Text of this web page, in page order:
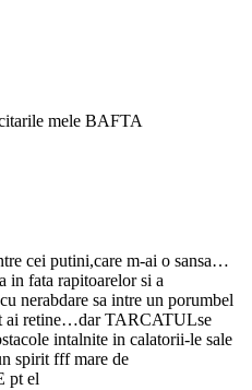
mele BAFTA
cei putini,care m-ai o sansa…
in fata rapitoarelor si a
nerabdare sa intre un porumbel
ai retine…dar TARCATULse
intalnite in calatorii-le sale
spirit fff mare de
pt el